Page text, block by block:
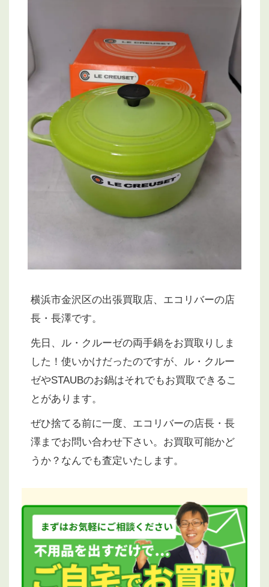
横浜市金沢区の出張買取店、エコリバーの店
長・長澤です。
先日、ル・クルーゼの両手鍋をお買取りしま
した！使いかけだったのですが、ル・クルー
ゼやSTAUBのお鍋はそれでもお買取できるこ
とがあります。
ぜひ捨てる前に一度、エコリバーの店長・長
澤までお問い合わせ下さい。お買取可能かど
うか？なんでも査定いたします。